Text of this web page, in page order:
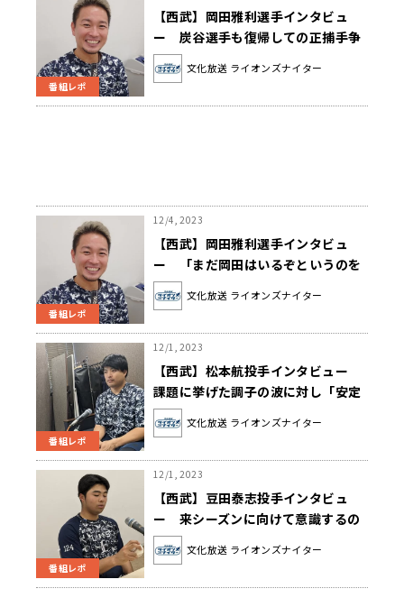
番組レポ
【西武】岡田雅利選手インタビュ
ー 炭谷選手も復帰しての正捕手争
いに「自分も絶対に入っていかない
といけない」
文化放送 ライオンズナイター
番組レポ
12/4, 2023
【西武】岡田雅利選手インタビュ
ー 「まだ岡田はいるぞというのを
来年はしっかり見せたい」
文化放送 ライオンズナイター
番組レポ
12/1, 2023
【西武】松本航投手インタビュー
課題に挙げた調子の波に対し「安定
したフォームで春のキャンプ、来シ
ーズンに入れるように」
文化放送 ライオンズナイター
番組レポ
12/1, 2023
【西武】豆田泰志投手インタビュ
ー 来シーズンに向けて意識するの
はストレートの『高さ』「平良さん
が言うように、(打者が)振ってしま
文化放送 ライオンズナイター